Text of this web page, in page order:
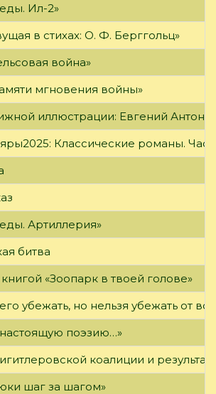
Ил-2»
в стихах: О. Ф. Берггольц»
война»
мгновения войны»
иллюстрации: Евгений
Классические романы.
Артиллерия»
битва
«Зоопарк в твоей голове»
убежать, но нельзя убежать от
поэзию…»
коалиции и
шаг за шагом»